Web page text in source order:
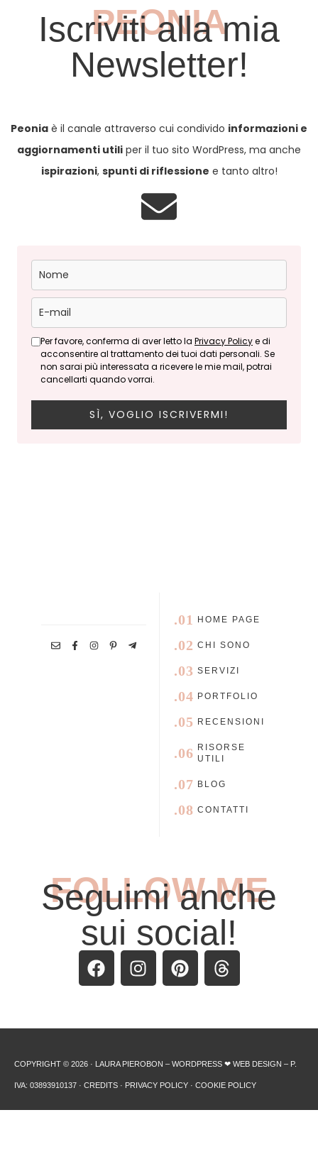
PEONIA
Iscriviti alla mia
Newsletter!
Peonia è il canale attraverso cui condivido informazioni e
aggiornamenti utili per il tuo sito WordPress, ma anche
ispirazioni, spunti di riflessione e tanto altro!
Per favore, conferma di aver letto la Privacy Policye di
acconsentire al trattamento dei tuoi dati personali. Se
non sarai più interessata a ricevere le mie mail, potrai
cancellarti quando vorrai.
SÌ, VOGLIO ISCRIVERMI!
.01 HOME PAGE
.02 CHI SONO
.03 SERVIZI
.04 PORTFOLIO
.05 RECENSIONI
.06 RISORSE
UTILI
.07 BLOG
.08 CONTATTI
FOLLOW ME
Seguimi anche
sui social!
COPYRIGHT © 2026 · LAURA PIEROBON – WORDPRESS ❤︎ WEB DESIGN – P.
IVA: 03893910137 · CREDITS · PRIVACY POLICY · COOKIE POLICY